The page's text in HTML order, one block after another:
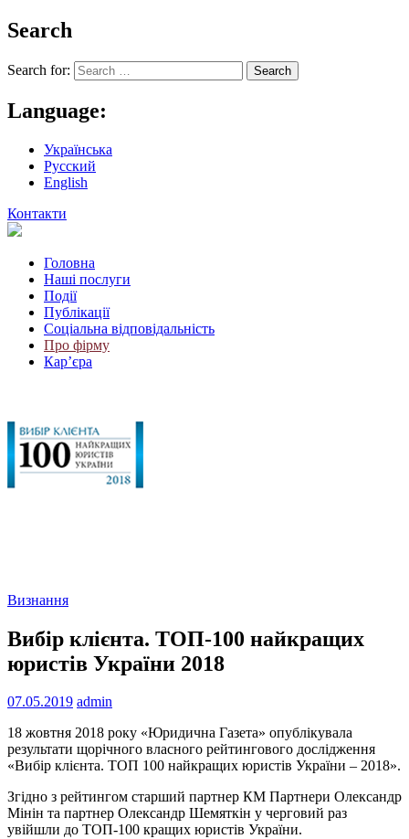
Search
Search for:
Language:
Українська
Русский
English
Контакти
Головна
Наші послуги
Події
Публікації
Соціальна відповідальність
Про фiрму
Кар’єра
Визнання
Вибір клієнта. ТОП-100 найкращих
юристів України 2018
07.05.2019 admin
18 жовтня 2018 року «Юридична Газета» опублікувала
результати щорічного власного рейтингового дослідження
«Вибір клієнта. ТОП 100 найкращих юристів України – 2018».
Згідно з рейтингом старший партнер КМ Партнери Олександр
Мінін та партнер Олександр Шемяткін у черговий раз
увійшли до ТОП-100 кращих юристів України.